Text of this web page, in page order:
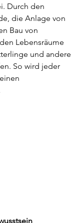
Durch den
die Anlage von
Bau von
Lebensräume
und andere
So wird jeder